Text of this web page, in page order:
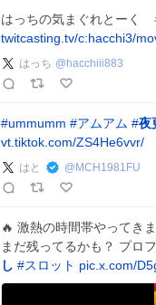
はっちの気まぐれとーく
twitcasting.tv/c:hacchi3/
はっち @ hacchiii883
#ummumm #アムアム #夜
vt.tiktok.com/ZS4He6vvr/
はと @ MCH1981FU
🔥 激熱の時間帯やってき
まだ残ってるかも？ プロ
し #スロット pic.x.com/